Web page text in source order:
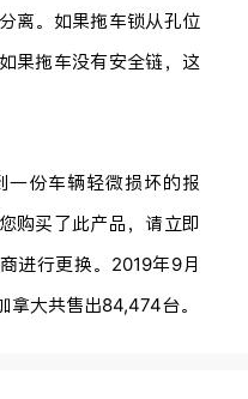
离。如果拖车锁从孔位
果拖车没有安全链，这
份车辆轻微损坏的报
购买了此产品，请立即
进行更换。2019年9月
大共售出84,474台。